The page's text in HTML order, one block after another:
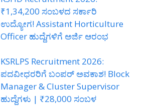
₹1,34,200 ಸಂಬಳದ ಸರ್ಕಾರಿ
ಉದ್ಯೋಗ! Assistant Horticulture
Officer ಹುದ್ದೆಗಳಿಗೆ ಅರ್ಜಿ ಆರಂಭ
KSRLPS Recruitment 2026:
ಪದವೀಧರರಿಗೆ ಬಂಪರ್ ಅವಕಾಶ! Block
Manager & Cluster Supervisor
ಹುದ್ದೆಗಳು | ₹28,000 ಸಂಬಳ